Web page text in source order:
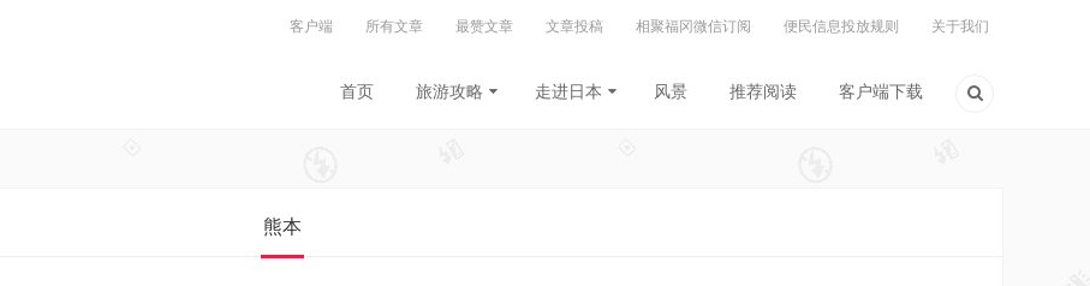
客户端 所有文章 最赞文章 文章投稿 相聚福冈微信订阅 便民信息投放规则 关于我们
首页 旅游攻略 走进日本 风景 推荐阅读 客户端下载
熊本